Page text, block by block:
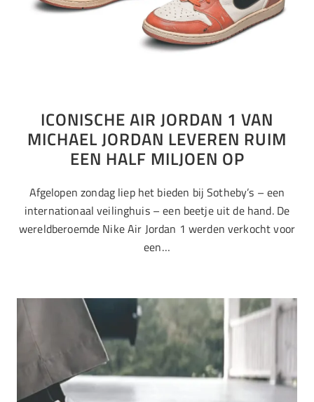
ICONISCHE AIR JORDAN 1 VAN
MICHAEL JORDAN LEVEREN RUIM
EEN HALF MILJOEN OP
Afgelopen zondag liep het bieden bij Sotheby’s – een
internationaal veilinghuis – een beetje uit de hand. De
wereldberoemde Nike Air Jordan 1 werden verkocht voor
een…